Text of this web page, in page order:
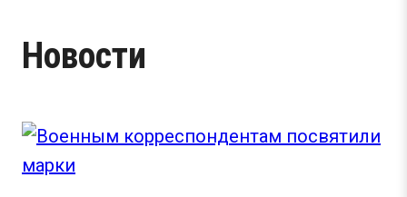
Новости